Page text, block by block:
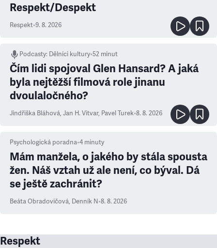
Respekt/Despekt
Respekt•9. 8. 2026
Podcasty: Dělníci kultury•52 minut
Čím lidi spojoval Glen Hansard? A jaká
byla nejtěžší filmová role jinanu
dvoulaločného?
Jindřiška Bláhová, Jan H. Vitvar, Pavel Turek•8. 8. 2026
Psychologická poradna•4 minuty
Mám manžela, o jakého by stála spousta
žen. Náš vztah už ale není, co býval. Dá
se ještě zachránit?
Beáta Obradovičová, Denník N•8. 8. 2026
Respekt